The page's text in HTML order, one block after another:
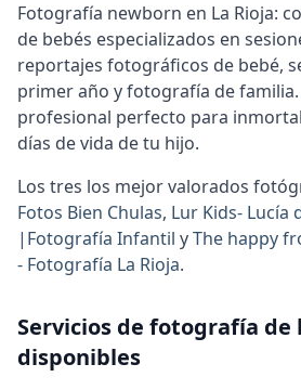
Fotografía newborn en La Rioja:
de bebés especializados en
reportajes fotográficos de bebé,
primer año y fotografía de
profesional perfecto para
días de vida de tu hijo.
Los tres los mejor valorados
Fotos Bien Chulas, Lur Kids- Lucía
|Fotografía Infantil yThe happy
- Fotografía La Rioja.
Servicios de fotografía de
disponibles